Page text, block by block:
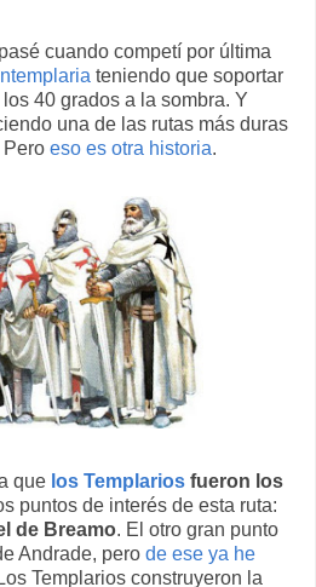
cuando competí por última
teniendo que soportar
40 grados a la sombra. Y
una de las rutas más duras
Pero eso es otra historia.
que los Templarios fueron los
puntos de interés de esta ruta:
de Breamo. El otro gran punto
Andrade, pero de ese ya he
Templarios construyeron la